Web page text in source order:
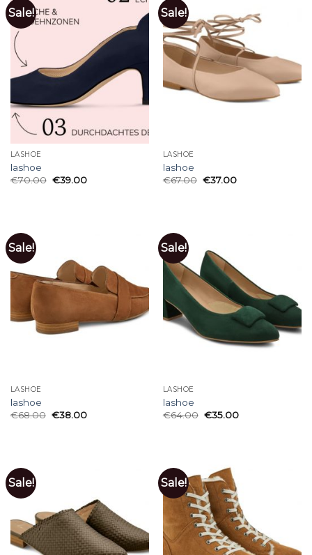
Sale!
LASHOE
lashoe
€70.00 €39.00
Sale!
LASHOE
lashoe
€67.00 €37.00
Sale!
LASHOE
lashoe
€68.00 €38.00
Sale!
LASHOE
lashoe
€64.00 €35.00
Sale! Sale!